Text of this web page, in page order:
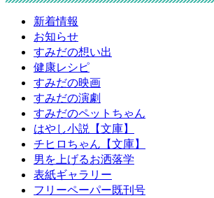
新着情報
お知らせ
すみだの想い出
健康レシピ
すみだの映画
すみだの演劇
すみだのペットちゃん
はやし小説【文庫】
チヒロちゃん【文庫】
男を上げるお洒落学
表紙ギャラリー
フリーペーパー既刊号